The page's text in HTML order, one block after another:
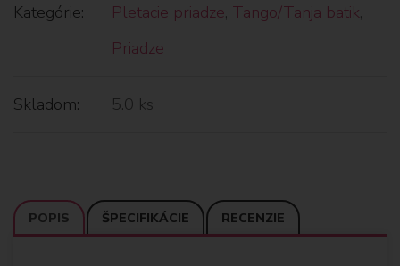
Kategórie: Pletacie priadze, Tango/Tanja batik,
Priadze
Skladom: 5.0 ks
POPIS ŠPECIFIKÁCIE RECENZIE